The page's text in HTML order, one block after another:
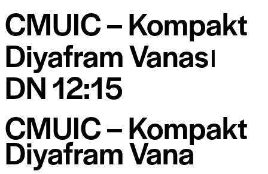
CMUIC – Kompakt
Diyafram Vanası
DN 12:15
CMUIC – Kompakt
Diyafram Vana